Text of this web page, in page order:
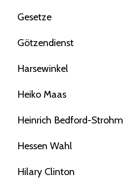
Gesetze
Götzendienst
Harsewinkel
Heiko Maas
Heinrich Bedford-Strohm
Hessen Wahl
Hilary Clinton